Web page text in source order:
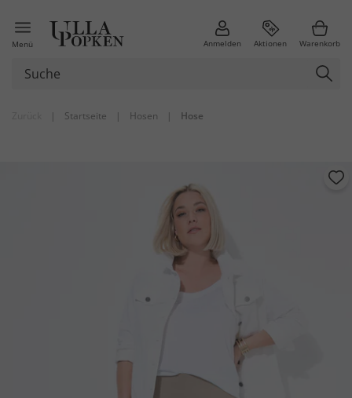
Menü Anmelden Aktionen Warenkorb
| Startseite | Hosen | Hose